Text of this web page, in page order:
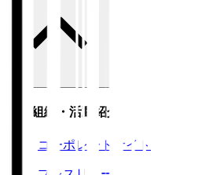
運営組織・活動紹介
コーポレートサイト